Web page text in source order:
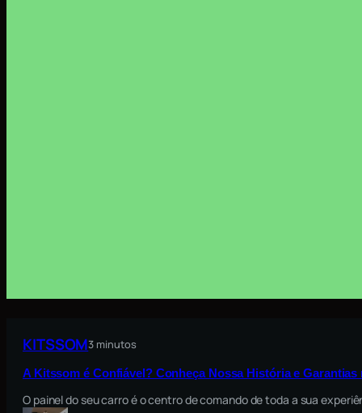
KITSSOM3 minutos
A Kitssom é Confiável? Conheça Nossa História e
O painel do seu carro é o centro de comando de toda a sua